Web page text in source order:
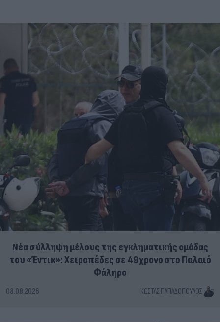
Νέα σύλληψη μέλους της εγκληματικής ομάδας
του «Έντικ»: Χειροπέδες σε 49χρονο στο Παλαιό
Φάληρο
08.08.2026 ΚΏΣΤΑΣ ΠΑΠΑΔΌΠΟΥΛΟΣ